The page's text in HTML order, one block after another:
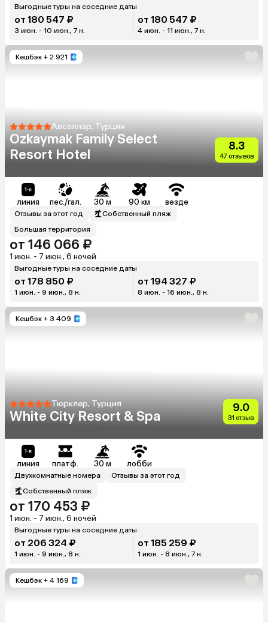
Выгодные туры на соседние даты
от 180 547 ₽
3 июн. - 10 июн., 7 н.
от 180 547 ₽
4 июн. - 11 июн., 7 н.
Кешбэк + 2 921
Авсаллар, Турция
Ozkaymak Family Select
Resort Hotel
8.3
47 отзывов
линия пес./гал. 30 м 90 км везде
Отзывы за этот год
Собственный пляж
Большая территория
от 146 066 ₽
1 июн. - 7 июн., 6 ночей
Выгодные туры на соседние даты
от 178 850 ₽
1 июн. - 9 июн., 8 н.
от 194 327 ₽
8 июн. - 16 июн., 8 н.
Кешбэк + 3 409
Тюрклер, Турция
White City Resort & Spa
9.0
31 отзыв
линия платф. 30 м лобби
Двухкомнатные номера
Отзывы за этот год
Собственный пляж
от 170 453 ₽
1 июн. - 7 июн., 6 ночей
Выгодные туры на соседние даты
от 206 324 ₽
1 июн. - 9 июн., 8 н.
от 185 259 ₽
1 июн. - 8 июн., 7 н.
Кешбэк + 4 169